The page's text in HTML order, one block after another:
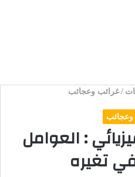
/ غرائب وعجائب
وعجائب
: العوامل
تغيره